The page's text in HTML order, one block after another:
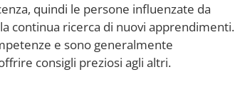
quindi le persone influenzate da
continua ricerca di nuovi apprendimenti.
e sono generalmente
consigli preziosi agli altri.